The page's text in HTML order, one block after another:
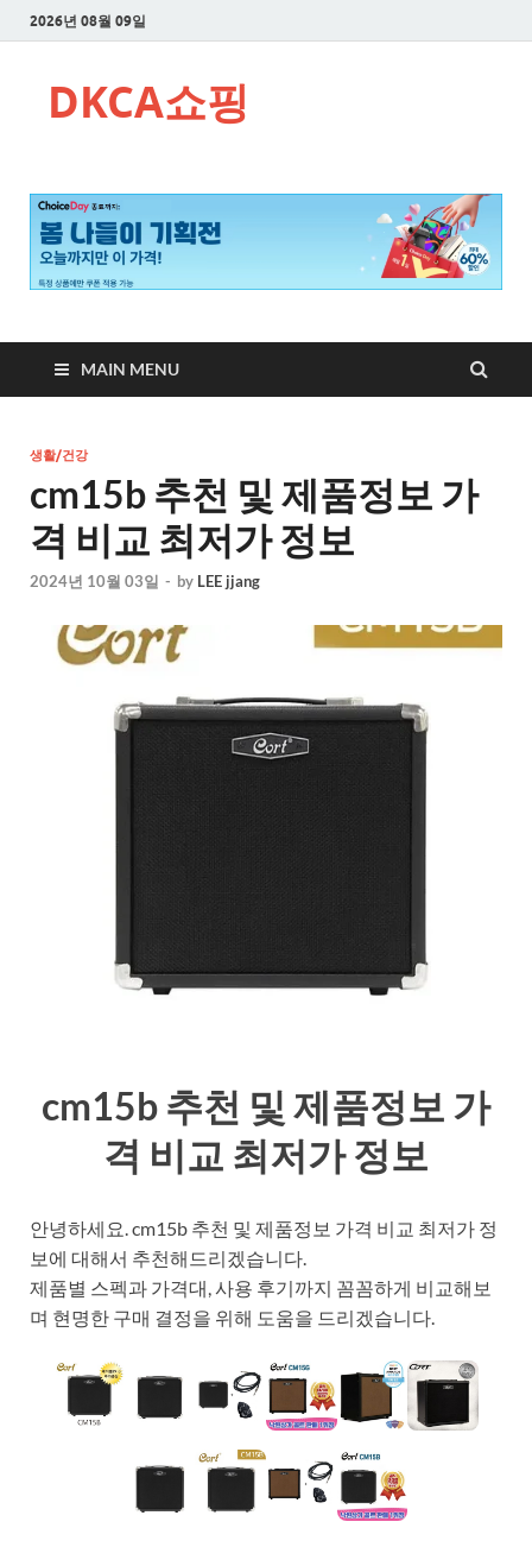
2026년 08월 09일
DKCA쇼핑
MAIN MENU
생활/건강
cm15b 추천 및 제품정보 가
격 비교 최저가 정보
2024년 10월 03일 - by LEE jjang
cm15b 추천 및 제품정보 가
격 비교 최저가 정보
안녕하세요. cm15b 추천 및 제품정보 가격 비교 최저가 정
보에 대해서 추천해드리겠습니다.
제품별 스펙과 가격대, 사용 후기까지 꼼꼼하게 비교해보
며 현명한 구매 결정을 위해 도움을 드리겠습니다.